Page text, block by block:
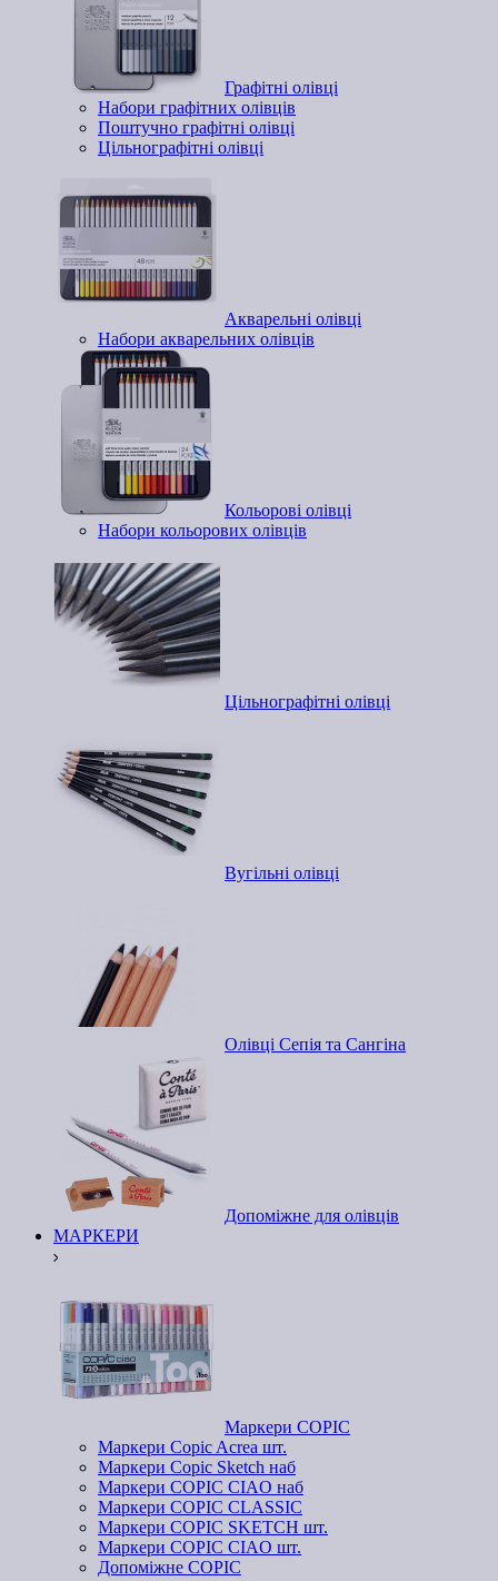
Графітні олівці
Набори графітних олівців
Поштучно графітні олівці
Цільнографітні олівці
Акварельні олівці
Набори акварельних олівців
Кольорові олівці
Набори кольорових олівців
Цільнографітні олівці
Вугільні олівці
Олівці Сепія та Сангіна
Допоміжне для олівців
МАРКЕРИ
Маркери COPIC
Маркери Copic Acrea шт.
Маркери Copic Sketch наб
Маркери COPIC CIAO наб
Маркери COPIC CLASSIC
Маркери COPIC SKETCH шт.
Маркери COPIC CIAO шт.
Допоміжне COPIC